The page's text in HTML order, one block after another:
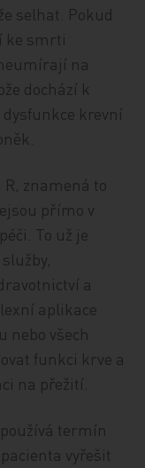
selhat. Pokud
ke smrti
na
dochází k
krevní
R, znamená to
přímo v
To už je
a
aplikace
nebo všech
funkci krve a
na přežití.
termín
vyřešit